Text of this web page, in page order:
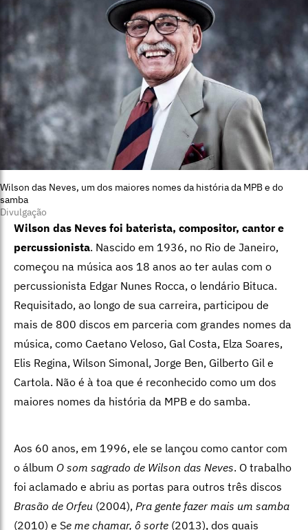
Wilson das Neves, um dos maiores nomes da história da MPB e do
samba
Divulgação
Wilson das Neves foi baterista, compositor, cantor e
percussionista. Nascido em 1936, no Rio de Janeiro,
começou na música aos 18 anos ao ter aulas com o
percussionista Edgar Nunes Rocca, o lendário Bituca.
Requisitado, ao longo de sua carreira, participou de
mais de 800 discos em parceria com grandes nomes da
música, como Caetano Veloso, Gal Costa, Elza Soares,
Elis Regina, Wilson Simonal, Jorge Ben, Gilberto Gil e
Cartola. Não é à toa que é reconhecido como um dos
maiores nomes da história da MPB e do samba.
Aos 60 anos, em 1996, ele se lançou como cantor com
o álbum O som sagrado de Wilson das Neves. O trabalho
foi aclamado e abriu as portas para outros três discos
Brasão de Orfeu (2004), Pra gente fazer mais um samba
(2010) e Se me chamar, ô sorte (2013), dos quais